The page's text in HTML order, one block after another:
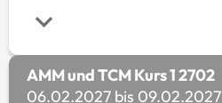
AMM und TCM Kurs 1 2702
06.02.2027 bis 09.02.2027